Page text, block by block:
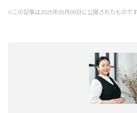
※この記事は2025年05月09日に公開されたものです